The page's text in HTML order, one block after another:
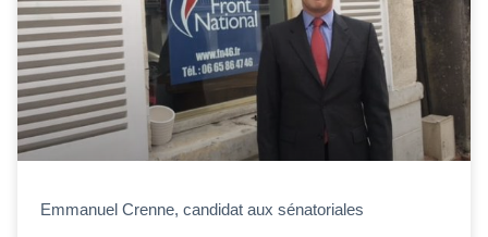
Emmanuel Crenne, candidat aux sénatoriales